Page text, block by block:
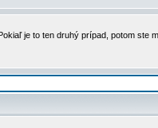
je to ten druhý prípad, potom ste